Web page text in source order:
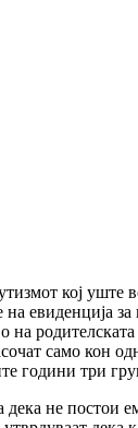
кој
евиденција
на
само кон
години три
дека не постои